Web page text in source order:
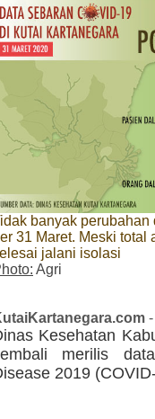
banyak perubahan
31 Maret. Meski total
jalani isolasi
Agri
Kesehatan
merilis
2019